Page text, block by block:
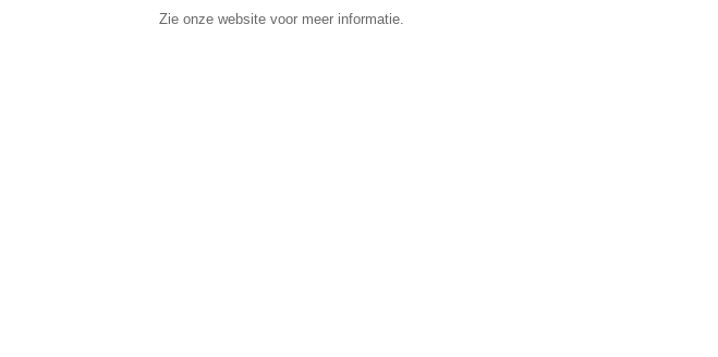
Zie onze website voor meer informatie.